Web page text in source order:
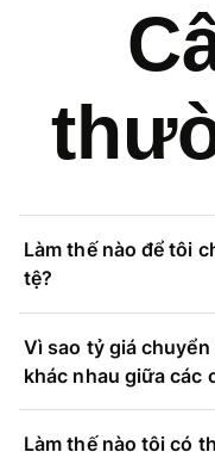
Làm thế nào để tôi
tệ?
Vì sao tỷ giá
khác nhau giữa các
Làm thế nào tôi có